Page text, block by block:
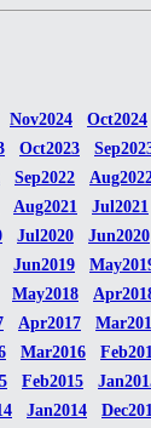
Nov2024
Oct2024
Oct2023
Sep2022
Aug2021
Jul2021
Jul2020
Jun2020
Jun2019
May2018
Apr2017
Mar2016
Feb2015
Jan2014